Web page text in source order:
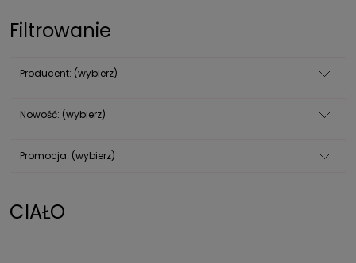
Filtrowanie
Producent: (wybierz)
Nowość: (wybierz)
Promocja: (wybierz)
CIAŁO